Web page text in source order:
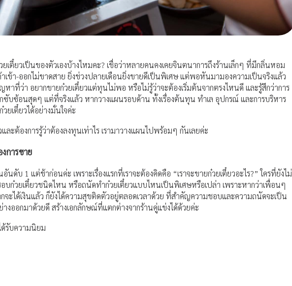
ตี๋ยวเป็นของตัวเองบ้างไหมคะ? เชื่อว่าหลายคนคงเคยจินตนาการถึงร้านเล็กๆ ที่มีกลิ่นหอม
ข้า-ออกไม่ขาดสาย ยิ่งช่วงปลายเดือนยิ่งขายดีเป็นพิเศษ แต่พอหันมามองความเป็นจริงแล้ว
าที่ว่า อยากขายก๋วยเตี๋ยวแต่ทุนไม่พอ หรือไม่รู้ว่าจะต้องเริ่มต้นจากตรงไหนดี และรู้สึกว่าการ
กซับซ้อนสุดๆ แต่ที่จริงแล้ว หากวางแผนรอบด้าน ทั้งเรื่องต้นทุน ทำเล อุปกรณ์ และการบริหาร
ยเตี๋ยวได้อย่างมั่นใจค่ะ
และต้องการรู้ว่าต้องลงทุนเท่าไร เรามาวางแผนไปพร้อมๆ กันเลยค่ะ
การขาย
นดับ 1 แต่ช้าก่อนค่ะ เพราะเรื่องแรกที่เราจะต้องคิดคือ “เราจะขายก๋วยเตี๋ยวอะไร?” ใครที่ยังไม่
อบก๋วยเตี๋ยวชนิดไหน หรือถนัดทำก๋วยเตี๋ยวแบบไหนเป็นพิเศษหรือเปล่า เพราะหากว่าเพื่อนๆ
จะได้เงินแล้ว ก็ยังได้ความสุขติดตัวอยู่ตลอดเวลาด้วย ที่สำคัญความชอบและความถนัดจะเป็น
งออกมาด้วยดี สร้างเอกลักษณ์ที่แตกต่างจากร้านคู่แข่งได้ด้วยค่ะ
ด้รับความนิยม